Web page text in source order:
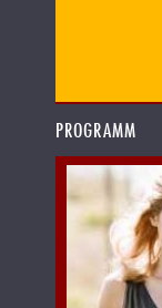
PROGRAMM